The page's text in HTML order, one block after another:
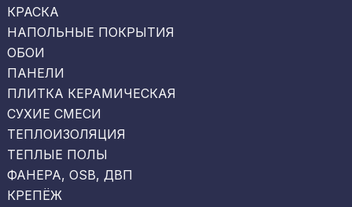
КРАСКА
НАПОЛЬНЫЕ ПОКРЫТИЯ
ОБОИ
ПАНЕЛИ
ПЛИТКА КЕРАМИЧЕСКАЯ
СУХИЕ СМЕСИ
ТЕПЛОИЗОЛЯЦИЯ
ТЕПЛЫЕ ПОЛЫ
ФАНЕРА, OSB, ДВП
КРЕПЁЖ